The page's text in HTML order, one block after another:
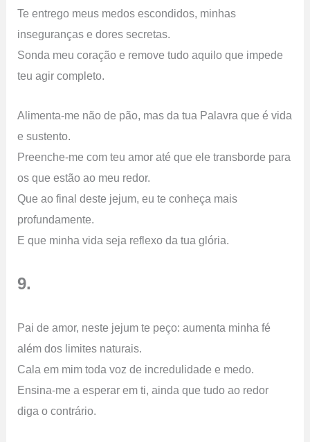
Te entrego meus medos escondidos, minhas
inseguranças e dores secretas.
Sonda meu coração e remove tudo aquilo que impede
teu agir completo.
Alimenta-me não de pão, mas da tua Palavra que é vida
e sustento.
Preenche-me com teu amor até que ele transborde para
os que estão ao meu redor.
Que ao final deste jejum, eu te conheça mais
profundamente.
E que minha vida seja reflexo da tua glória.
9.
Pai de amor, neste jejum te peço: aumenta minha fé
além dos limites naturais.
Cala em mim toda voz de incredulidade e medo.
Ensina-me a esperar em ti, ainda que tudo ao redor
diga o contrário.